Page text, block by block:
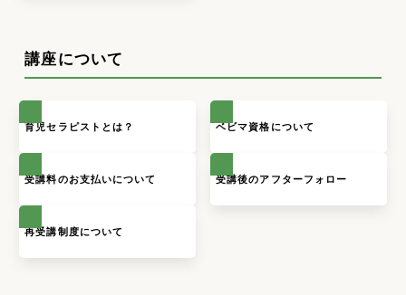
講座について
育児セラピストとは？ ベビマ資格について
受講料のお支払いについて 受講後のアフターフォロー
再受講制度について